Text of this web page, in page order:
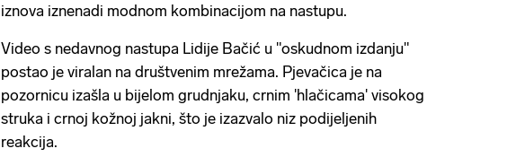
iznova iznenadi modnom kombinacijom na nastupu.
Video s nedavnog nastupa Lidije Bačić u "oskudnom izdanju"
postao je viralan na društvenim mrežama. Pjevačica je na
pozornicu izašla u bijelom grudnjaku, crnim 'hlačicama' visokog
struka i crnoj kožnoj jakni, što je izazvalo niz podijeljenih
reakcija.